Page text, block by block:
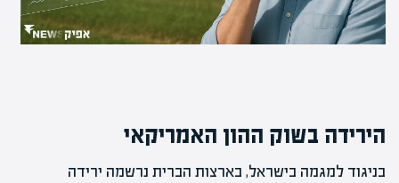
הירידה בשוק ההון האמריקאי
בניגוד למגמה בישראל, בארצות הברית נרשמה ירידה